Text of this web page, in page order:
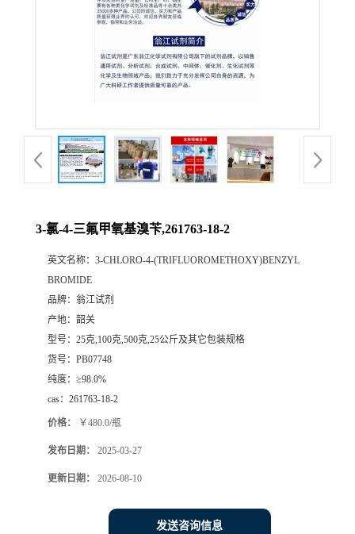
3-氯-4-三氟甲氧基溴苄,261763-18-2
英文名称： 3-CHLORO-4-(TRIFLUOROMETHOXY)BENZYL
BROMIDE
品牌： 翁江试剂
产地： 韶关
型号： 25克,100克,500克,25公斤及其它包装规格
货号： PB07748
纯度： ≥98.0%
cas： 261763-18-2
价格： ￥480.0/瓶
发布日期： 2025-03-27
更新日期： 2026-08-10
发送咨询信息